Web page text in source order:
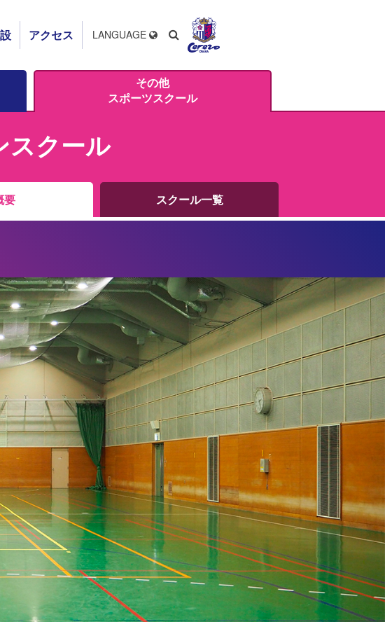
アクセス
その他
スポーツスクール
LANGUAGE
スクール
要 スクール一覧